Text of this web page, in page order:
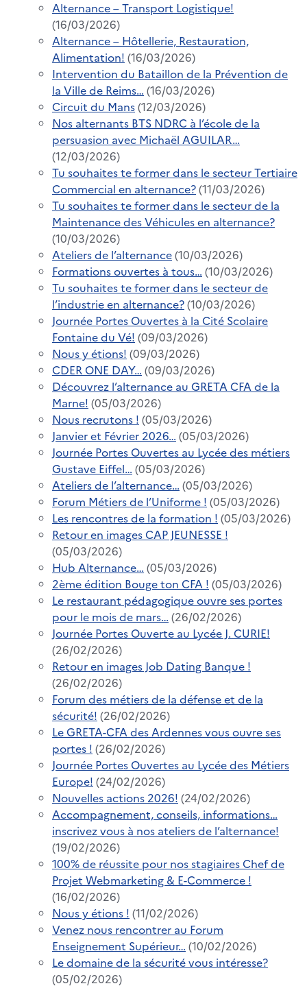
Alternance – Transport Logistique!
(16/03/2026)
Alternance – Hôtellerie, Restauration,
Alimentation! (16/03/2026)
Intervention du Bataillon de la Prévention de
la Ville de Reims… (16/03/2026)
Circuit du Mans(12/03/2026)
Nos alternants BTS NDRC à l’école de la
persuasion avec Michaël AGUILAR…
(12/03/2026)
Tu souhaites te former dans le secteur Tertiaire
Commercial en alternance?(11/03/2026)
Tu souhaites te former dans le secteur de la
Maintenance des Véhicules en alternance?
(10/03/2026)
Ateliers de l’alternance(10/03/2026)
Formations ouvertes à tous… (10/03/2026)
Tu souhaites te former dans le secteur de
l’industrie en alternance?(10/03/2026)
Journée Portes Ouvertes à la Cité Scolaire
Fontaine du Vé! (09/03/2026)
Nous y étions! (09/03/2026)
CDER ONE DAY… (09/03/2026)
Découvrez l’alternance au GRETA CFA de la
Marne! (05/03/2026)
Nous recrutons ! (05/03/2026)
Janvier et Février 2026… (05/03/2026)
Journée Portes Ouvertes au Lycée des métiers
Gustave Eiffel… (05/03/2026)
Ateliers de l’alternance… (05/03/2026)
Forum Métiers de l’Uniforme ! (05/03/2026)
Les rencontres de la formation ! (05/03/2026)
Retour en images CAP JEUNESSE !
(05/03/2026)
Hub Alternance… (05/03/2026)
2ème édition Bouge ton CFA ! (05/03/2026)
Le restaurant pédagogique ouvre ses portes
pour le mois de mars… (26/02/2026)
Journée Portes Ouverte au Lycée J. CURIE!
(26/02/2026)
Retour en images Job Dating Banque !
(26/02/2026)
Forum des métiers de la défense et de la
sécurité! (26/02/2026)
Le GRETA-CFA des Ardennes vous ouvre ses
portes ! (26/02/2026)
Journée Portes Ouvertes au Lycée des Métiers
Europe! (24/02/2026)
Nouvelles actions 2026! (24/02/2026)
Accompagnement, conseils, informations…
inscrivez vous à nos ateliers de l’alternance!
(19/02/2026)
100% de réussite pour nos stagiaires Chef de
Projet Webmarketing & E-Commerce !
(16/02/2026)
Nous y étions ! (11/02/2026)
Venez nous rencontrer au Forum
Enseignement Supérieur… (10/02/2026)
Le domaine de la sécurité vous intéresse?
(05/02/2026)